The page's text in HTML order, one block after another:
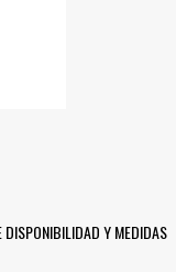
DISPONIBILIDAD Y MEDIDAS